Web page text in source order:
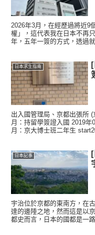
2026年3月，在經歷過將近9
權」，這代表我在日本不再
年，五年一簽的方式，透過
日本求生指南
出入國管理局、京都出張所
月：持留學簽證入國 2019
月：京大博士班二年生
日本記事
宇治位於京都的東南方，在
達的邊陲之地，然而這是以
都史而言，日本的國都是一